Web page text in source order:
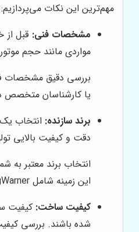
مهم‌ترین این نکات می‌پردازیم:
مشخصات فنی:
مواردی مانند حجم
بررسی دقیق مشخصات
یا کارشناسان متخصص
برند سازنده: انتخاب یک
دقت و کیفیت بالایی
انتخاب برند معتبر به
این زمینه شامل Garrett، BorgWarner و Mitsubishi Turbocharger هستند. تحقیق و بررسی نظرات کاربران، می‌تواند در انتخاب برند مناسب به شما کمک کند.
کیفیت ساخت: کیفیت
شده باشند. بررسی